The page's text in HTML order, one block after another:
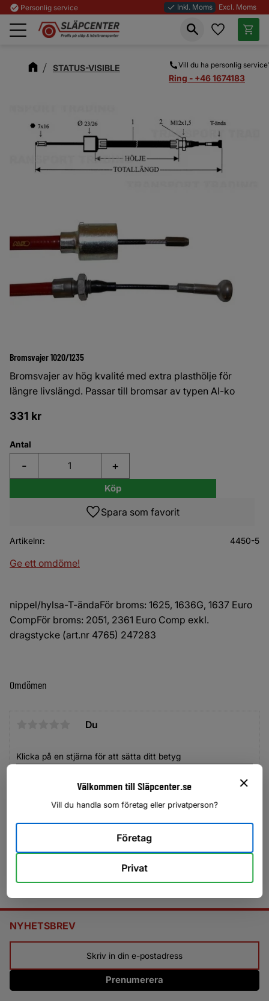
Meny
check_circle Personlig service done Inkl. Moms Excl. Moms
Vill du ha personlig
Ring - +46 1674183
Favoriter
STATUS-VISIBLE
Bromsvajer 1020/1235
Bromsvajer av hög kvalité med extra plasthölje för
längre livslängd. Passar till bromsar av typen Al-ko
331 kr
Antal
+
-
Köp
Lägg till i favoriter
Artikelnr 4450-5
Ge ett omdöme!
nippel/hylsa-T-ändaFör broms: 1625, 1636G, 1637 Euro
CompFör broms: 2051, 2361 Euro Comp exkl.
dragstycke (art.nr 4765) 247283
Omdömen
Du
Klicka på en stjärna för att sätta ditt betyg
NYHETSBREV
Prenumerera
Välkommen till Släpcenter.se
Vill du handla som företag eller privatperson?
Företag
Privat